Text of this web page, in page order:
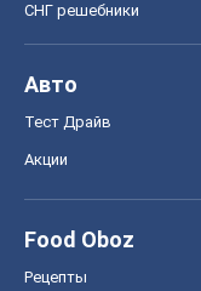
СНГ решебники
Авто
Тест Драйв
Акции
Food Oboz
Рецепты